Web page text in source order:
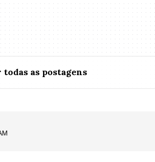
as postagens